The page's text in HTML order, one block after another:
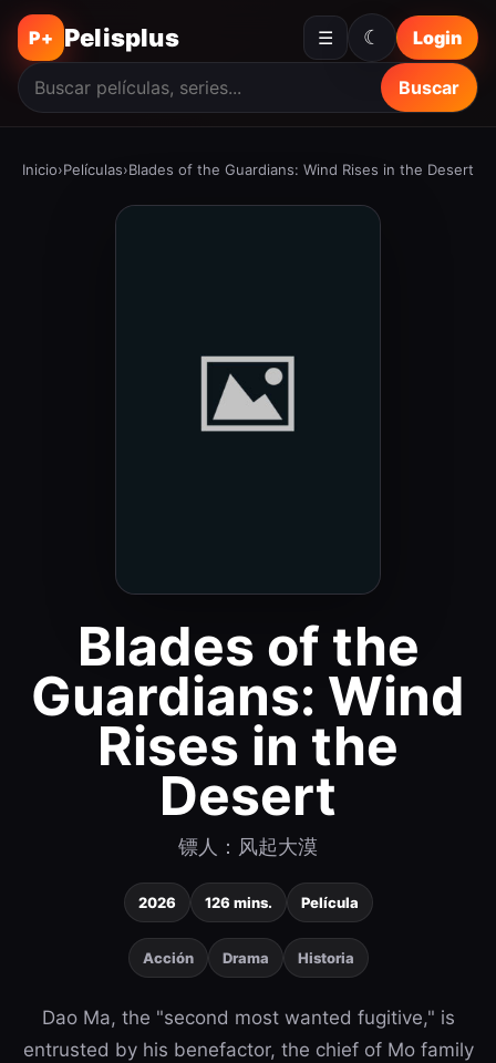
P+ Pelisplus ☰
Buscar
Login
☾
Inicio›Películas›Blades of the Guardians: Wind Rises in the Desert
Blades of the
Guardians: Wind
Rises in the
Desert
镖人：风起大漠
2026 126 mins. Película
Acción Drama Historia
Dao Ma, the "second most wanted fugitive," is
entrusted by his benefactor, the chief of Mo family